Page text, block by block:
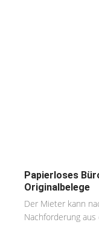
Papierloses
Originalbelege
Der Mieter kann
Nachforderung aus